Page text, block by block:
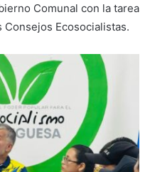
Comunal con la tarea
Ecosocialistas.